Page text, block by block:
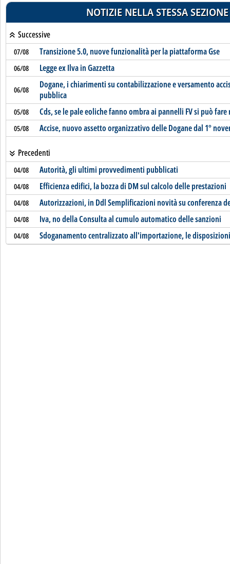
NOTIZIE NELLA STESSA SEZIONE
Successive
07/08 Transizione 5.0, nuove funzionalità per la piattaforma Gse
06/08 Legge ex Ilva in Gazzetta
06/08
Dogane, i chiarimenti su contabilizzazione e versamento
pubblica
05/08 Cds, se le pale eoliche fanno ombra ai pannelli FV si può fare
05/08 Accise, nuovo assetto organizzativo delle Dogane dal 1°
Precedenti
04/08 Autorità, gli ultimi provvedimenti pubblicati
04/08 Efficienza edifici, la bozza di DM sul calcolo delle prestazioni
04/08 Autorizzazioni, in Ddl Semplificazioni novità su conferenza
04/08 Iva, no della Consulta al cumulo automatico delle sanzioni
04/08 Sdoganamento centralizzato all'importazione, le